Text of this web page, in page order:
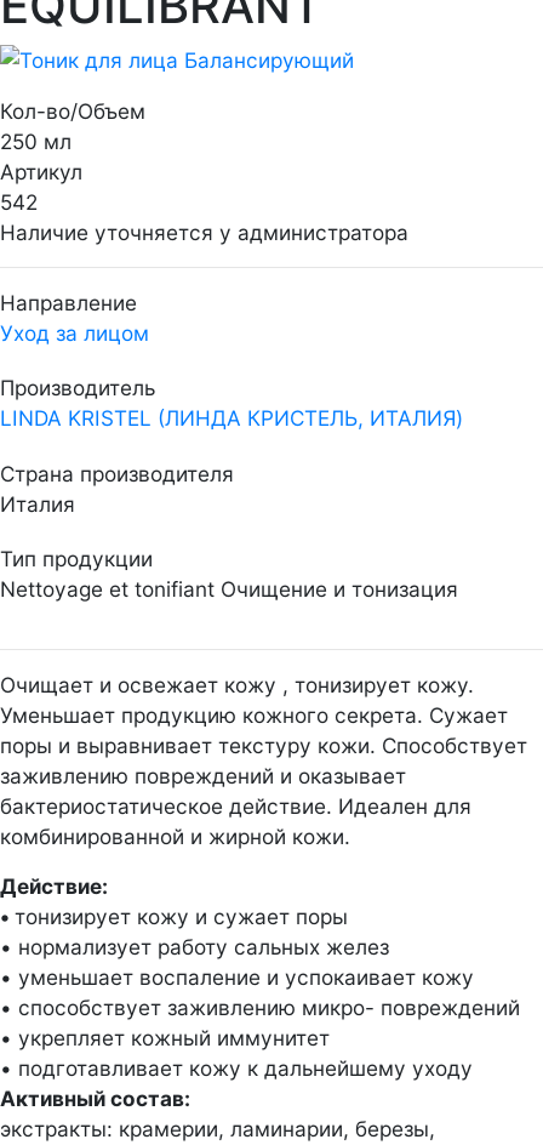
Кол-во/Объем
250 мл
Артикул
542
Наличие уточняется у администратора
Направление
Уход за лицом
Производитель
LINDA KRISTEL (ЛИНДА КРИСТЕЛЬ, ИТАЛИЯ)
Страна производителя
Италия
Тип продукции
Nettoyage et tonifiant Очищение и тонизация
Очищает и освежает кожу , тонизирует кожу.
Уменьшает продукцию кожного секрета. Сужает
поры и выравнивает текстуру кожи. Способствует
заживлению повреждений и оказывает
бактериостатическое действие. Идеален для
комбинированной и жирной кожи.
Действие:
• тонизирует кожу и сужает поры
• нормализует работу сальных желез
• уменьшает воспаление и успокаивает кожу
• способствует заживлению микро- повреждений
• укрепляет кожный иммунитет
• подготавливает кожу к дальнейшему уходу
Активный состав:
экстракты: крамерии, ламинарии, березы,